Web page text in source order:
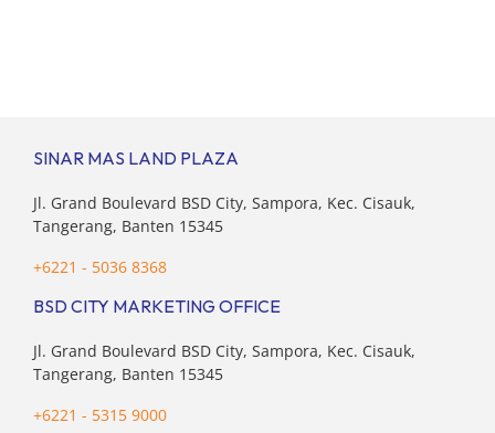
SINAR MAS LAND PLAZA
Jl. Grand Boulevard BSD City, Sampora, Kec. Cisauk,
Tangerang, Banten 15345
+6221 - 5036 8368
BSD CITY MARKETING OFFICE
Jl. Grand Boulevard BSD City, Sampora, Kec. Cisauk,
Tangerang, Banten 15345
+6221 - 5315 9000